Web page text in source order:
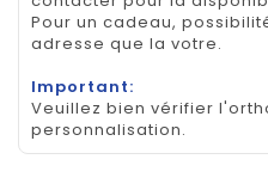
Pour un cadeau,
adresse que la votre.
Important:
Veuillez bien vérifier
personnalisation.